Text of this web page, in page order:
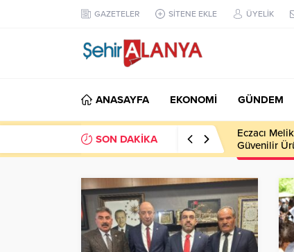
GAZETELER SİTENE EKLE ÜYELİK
ANASAYFA EKONOMİ GÜNDEM
SON DAKİKA
Eczacı
Güvenilir